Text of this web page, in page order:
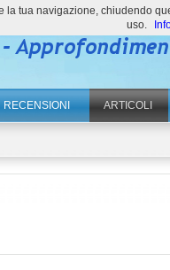
RECENSIONI ARTICOLI
la tua navigazione, chiudendo
uso.